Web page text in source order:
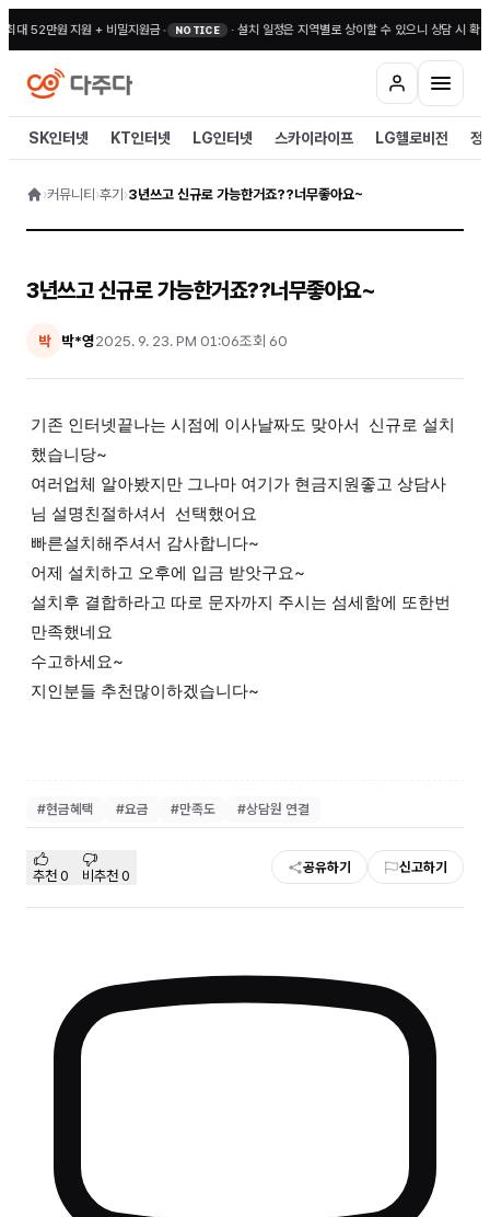
대 52만원 지원 + 비밀지원금• NOTICE · 설치 일정은 지역별로 상이할 수 있으니 상담 시 확인
SK인터넷 KT인터넷 LG인터넷 스카이라이프 LG헬로비전 정
›커뮤니티 ›후기 ›3년쓰고 신규로 가능한거죠??너무좋아요~
3년쓰고 신규로 가능한거죠??너무좋아요~
박 박*영2025. 9. 23. PM 01:06조회 60
기존 인터넷끝나는 시점에 이사날짜도 맞아서 신규로 설치
했습니당~
여러업체 알아봤지만 그나마 여기가 현금지원좋고 상담사
님 설명친절하셔서 선택했어요
빠른설치해주셔서 감사합니다~
어제 설치하고 오후에 입금 받앗구요~
설치후 결합하라고 따로 문자까지 주시는 섬세함에 또한번
만족했네요
수고하세요~
지인분들 추천많이하겠습니다~
#현금혜택 #요금 #만족도 #상담원 연결
추천 0 비추천 0 공유하기 신고하기